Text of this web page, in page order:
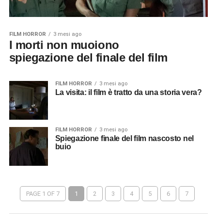
FILM HORROR 3 mesi ago
I morti non muoiono
spiegazione del finale del film
FILM HORROR 3 mesi ago
La visita: il film è tratto da una storia vera?
FILM HORROR 3 mesi ago
Spiegazione finale del film nascosto nel
buio
PAGE 1 OF 7 1 2 3 4 5 6 7